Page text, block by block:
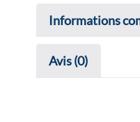
Informations
Avis (0)